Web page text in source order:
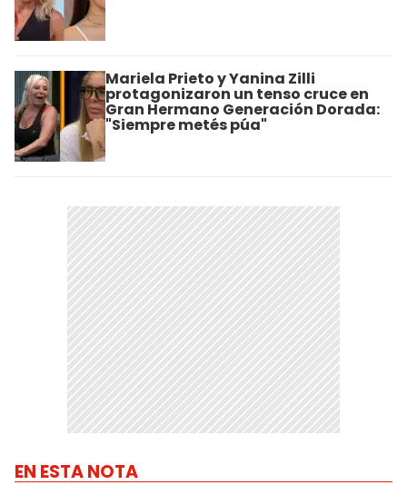
Mariela Prieto y Yanina Zilli
protagonizaron un tenso cruce en
Gran Hermano Generación Dorada:
"Siempre metés púa"
EN ESTA NOTA